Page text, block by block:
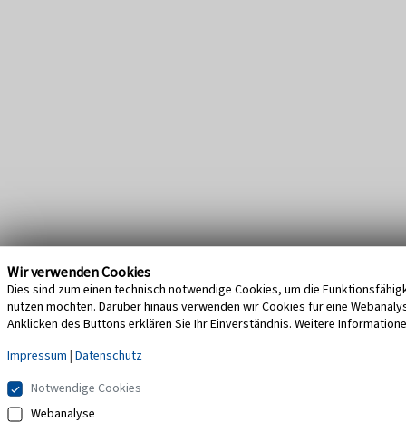
Wir verwenden Cookies
Dies sind zum einen technisch notwendige Cookies, um die
nutzen möchten. Darüber hinaus verwenden wir Cookies für eine
Anklicken des Buttons erklären Sie Ihr Einverständnis. Weitere
Impressum | Datenschutz
Notwendige Cookies
Webanalyse